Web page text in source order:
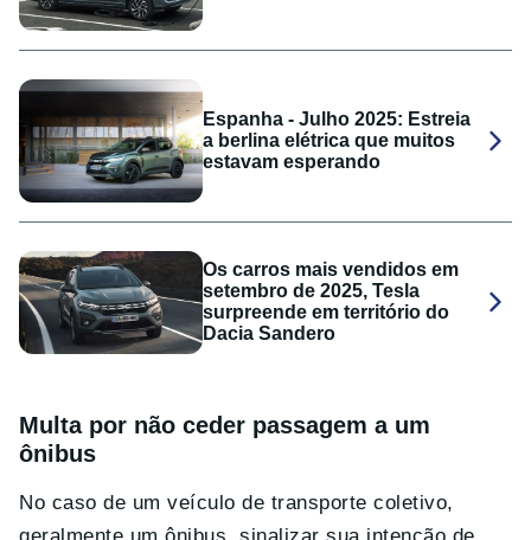
Espanha - Julho 2025: Estreia
a berlina elétrica que muitos
estavam esperando
Os carros mais vendidos em
setembro de 2025, Tesla
surpreende em território do
Dacia Sandero
Multa por não ceder passagem a um
ônibus
No caso de um veículo de transporte coletivo,